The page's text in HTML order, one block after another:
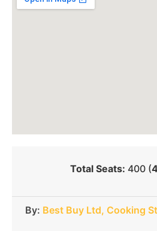
Total Seats: 400 (
By: Best Buy Ltd, Cooking